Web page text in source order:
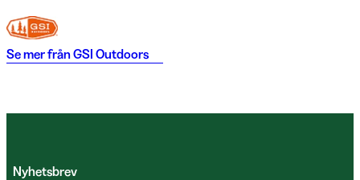
Se mer frånGSI Outdoors
Nyhetsbrev